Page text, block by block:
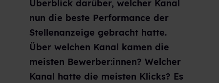
Überblick darüber, welcher Kanal
nun die beste Performance der
Stellenanzeige gebracht hatte.
Über welchen Kanal kamen die
meisten Bewerber:innen? Welcher
Kanal hatte die meisten Klicks? Es